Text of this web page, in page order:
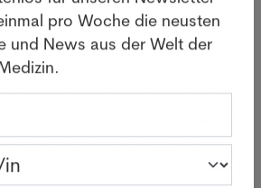
einzelne Faktoren des metabolischen
zur Prüfungvon Xenical® war die erste
die Behandlung mit einem Medikament zur
für die Entstehung von Typ-2-Diabetes
ist gut
Gehirn. Xenical® ist für ein breites Spektrumvon
darunter Patienten mit Bluthochdruck,
für unseren Newsletter
pro Woche die neusten
und News aus der Welt der